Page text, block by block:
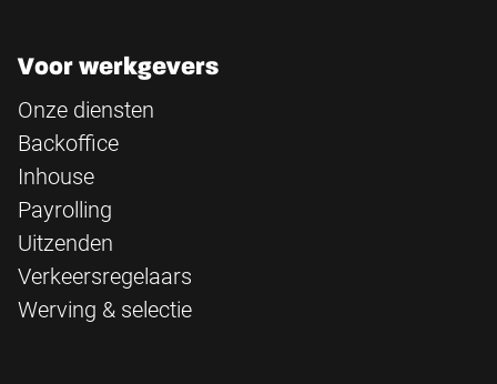
Voor werkgevers
Onze diensten
Backoffice
Inhouse
Payrolling
Uitzenden
Verkeersregelaars
Werving & selectie